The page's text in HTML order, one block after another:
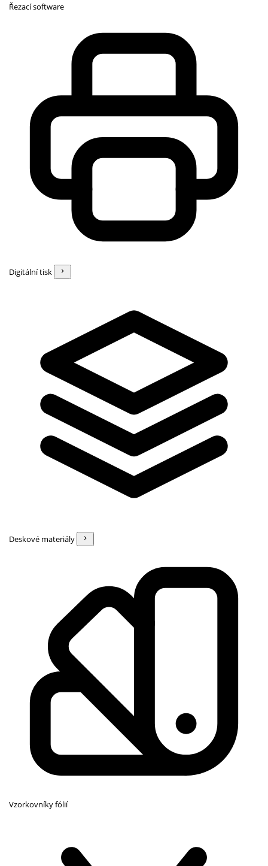
Řezací software
Digitální tisk
Deskové materiály
Vzorkovníky fólií